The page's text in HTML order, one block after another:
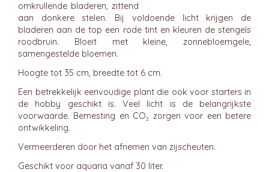
omkrullende bladeren, zittend
aan donkere stelen. Bij voldoende licht krijgen de
bladeren aan de top een rode tint en kleuren de stengels
roodbruin. Bloeit met kleine, zonnebloemgele,
samengestelde bloemen.
Hoogte tot 35 cm, breedte tot 6 cm.
Een betrekkelijk eenvoudige plant die ook voor starters in
de hobby geschikt is. Veel licht is de belangrijkste
voorwaarde. Bemesting en CO₂ zorgen voor een betere
ontwikkeling.
Vermeerderen door het afnemen van zijscheuten.
Geschikt voor aquaria vanaf 30 liter.